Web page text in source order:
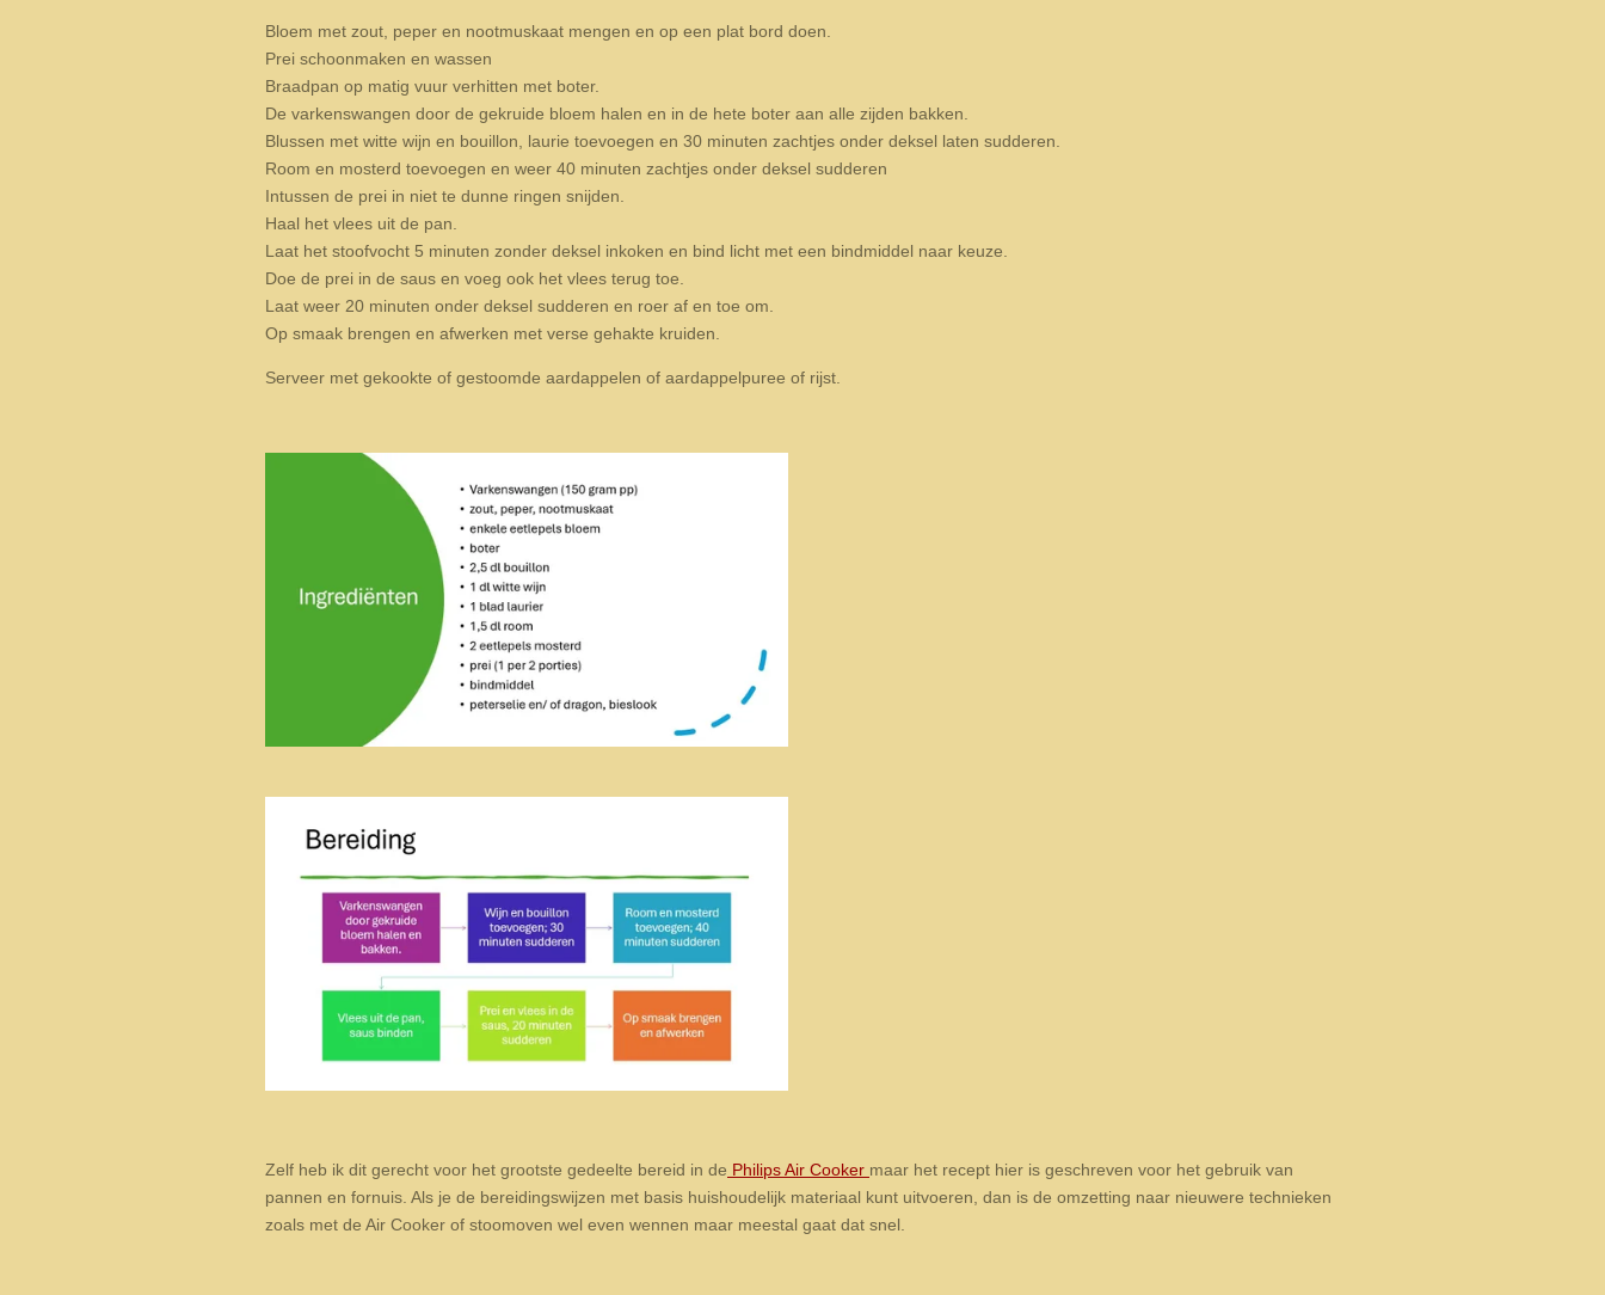
Bloem met zout, peper en nootmuskaat mengen en op een plat bord doen.
Prei schoonmaken en wassen
Braadpan op matig vuur verhitten met boter.
De varkenswangen door de gekruide bloem halen en in de hete boter aan alle zijden bakken.
Blussen met witte wijn en bouillon, laurie toevoegen en 30 minuten zachtjes onder deksel laten sudderen.
Room en mosterd toevoegen en weer 40 minuten zachtjes onder deksel sudderen
Intussen de prei in niet te dunne ringen snijden.
Haal het vlees uit de pan.
Laat het stoofvocht 5 minuten zonder deksel inkoken en bind licht met een bindmiddel naar keuze.
Doe de prei in de saus en voeg ook het vlees terug toe.
Laat weer 20 minuten onder deksel sudderen en roer af en toe om.
Op smaak brengen en afwerken met verse gehakte kruiden.
Serveer met gekookte of gestoomde aardappelen of aardappelpuree of rijst.
Zelf heb ik dit gerecht voor het grootste gedeelte bereid in de Philips Air Cooker maar het recept hier is geschreven voor het gebruik van
pannen en fornuis. Als je de bereidingswijzen met basis huishoudelijk materiaal kunt uitvoeren, dan is de omzetting naar nieuwere technieken
zoals met de Air Cooker of stoomoven wel even wennen maar meestal gaat dat snel.